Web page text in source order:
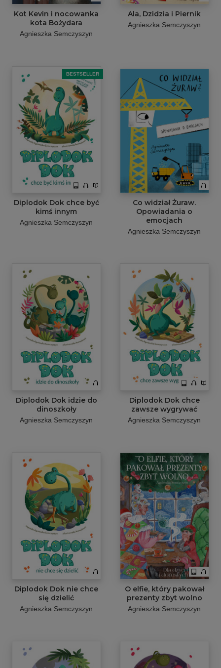
Kot Kevin i nocowanka
kota Bożydara
Agnieszka Semczyszyn
Ala, Dzidzia i Piernik
Agnieszka Semczyszyn
BESTSELLER
Diplodok Dok chce być
kimś innym
Agnieszka Semczyszyn
Co widział Żuraw.
Opowiadania o
emocjach
Agnieszka Semczyszyn
Diplodok Dok idzie do
dinoszkoły
Agnieszka Semczyszyn
Diplodok Dok chce
zawsze wygrywać
Agnieszka Semczyszyn
Diplodok Dok nie chce
się dzielić
Agnieszka Semczyszyn
O elfie, który pakował
prezenty zbyt wolno
Agnieszka Semczyszyn